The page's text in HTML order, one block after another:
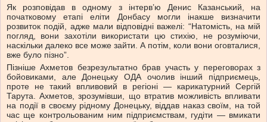
Як розповідав в одному з інтерв’ю Денис Казанський, на
початковому етапі еліти Донбасу могли інакше визначити
розвиток подій, адже мали відповідні важелі: “Натомість, на мій
погляд, вони захотіли використати цю стихію, не розуміючи,
наскільки далеко все може зайти. А потім, коли вони оговталися,
вже було пізно”.
Пізніше Ахметов безрезультатно брав участь у переговорах з
бойовиками, але Донецьку ОДА очолив інший підприємець,
проте не такий впливовий в регіоні — карикатурний Сергій
Тарута. Ахметов, зрозумівши, що втратив можливість впливати
на події в своєму рідному Донецьку, віддав наказ своїм, на той
час ще контрольованим ним підприємствам, гудіти — вмикати